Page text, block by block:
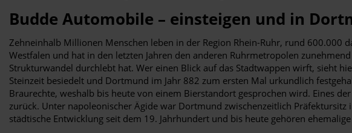
Budde Automobile – einsteigen und in
Zehneinhalb Millionen Menschen leben in der Region Rhein-Ruhr, rund
Westfalen und hat in den letzten Jahren den anderen Ruhrmetropolen
Strukturwandel durchlebt hat. Wer einen Blick auf das Stadtwappen wirft, sieht
Steinzeit besiedelt und Dortmund im Jahr 882 zum ersten Mal urkundlich
Braurechte, weshalb bis heute von einem Bierstandort gesprochen wird. Eines
zurück. Unter napoleonischer Ägide war Dortmund zwischenzeitlich
städtische Entwicklung seit dem 19. Jahrhundert und bis heute gehören